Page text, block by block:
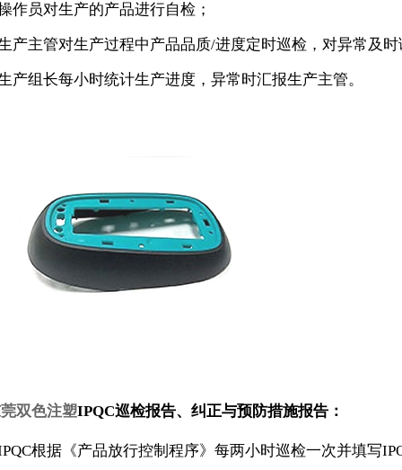
作员对生产的产品进行自检；
产主管对生产过程中产品品质/进度定时巡检，对异常及
产组长每小时统计生产进度，异常时汇报生产主管。
双色注塑IPQC巡检报告、纠正与预防措施报告：
根据《产品放行控制程序》每两小时巡检一次并填写